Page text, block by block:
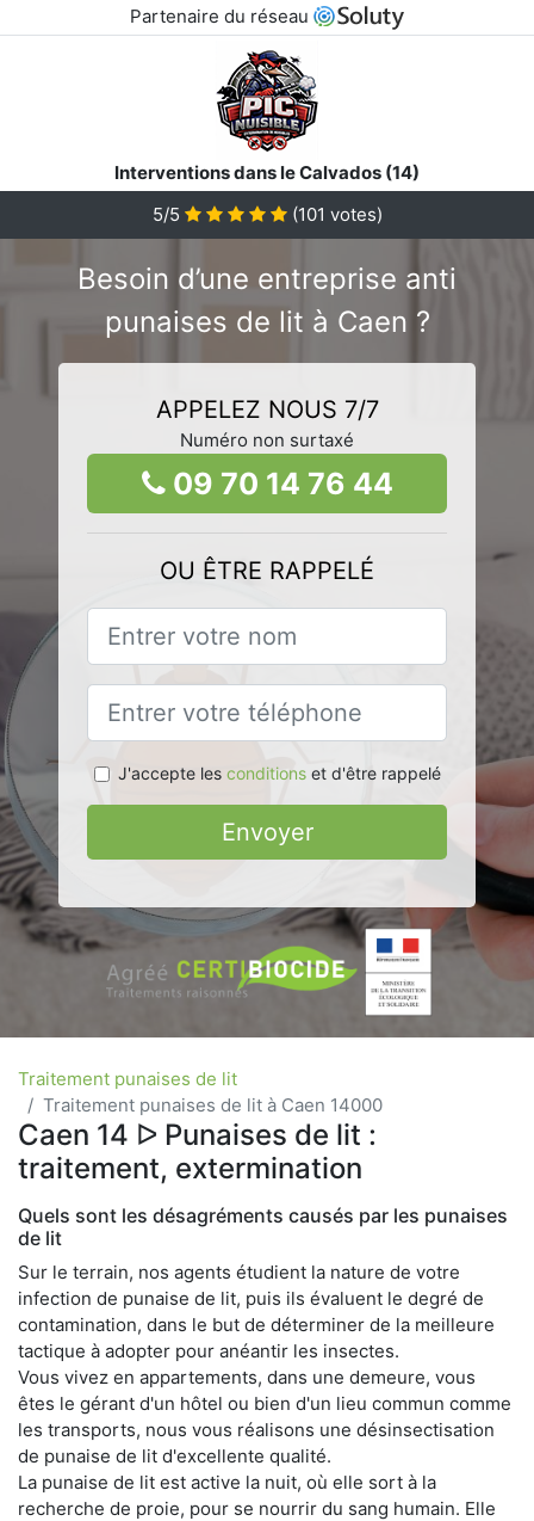
Partenaire du réseau
Interventions dans le Calvados (14)
5/5
(101 votes)
Besoin d’une entreprise anti
punaises de lit à Caen ?
APPELEZ NOUS 7/7
Numéro non surtaxé
09 70 14 76 44
OU ÊTRE RAPPELÉ
J'accepte les conditionset d'être rappelé
Envoyer
Traitement punaises de lit
Traitement punaises de lit à Caen 14000
Caen 14 ᐅ Punaises de lit :
traitement, extermination
Quels sont les désagréments causés par les punaises
de lit
Sur le terrain, nos agents étudient la nature de votre
infection de punaise de lit, puis ils évaluent le degré de
contamination, dans le but de déterminer de la meilleure
tactique à adopter pour anéantir les insectes.
Vous vivez en appartements, dans une demeure, vous
êtes le gérant d'un hôtel ou bien d'un lieu commun comme
les transports, nous vous réalisons une désinsectisation
de punaise de lit d'excellente qualité.
La punaise de lit est active la nuit, où elle sort à la
recherche de proie, pour se nourrir du sang humain. Elle